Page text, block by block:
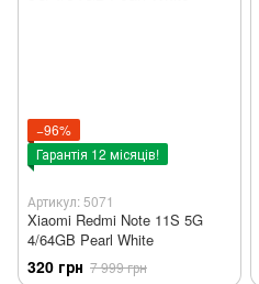
−96%
Гарантія 12 місяців!
Артикул: 5071
Xiaomi Redmi Note 11S 5G
4/64GB Pearl White
320 грн 7 999 грн